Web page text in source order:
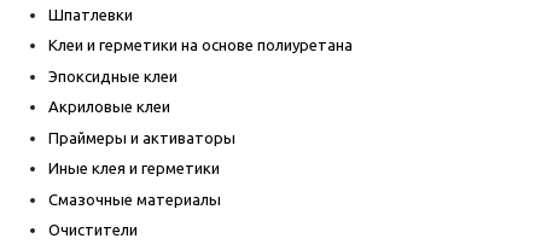
Шпатлевки
Клеи и герметики на основе полиуретана
Эпоксидные клеи
Акриловые клеи
Праймеры и активаторы
Иные клея и герметики
Смазочные материалы
Очистители